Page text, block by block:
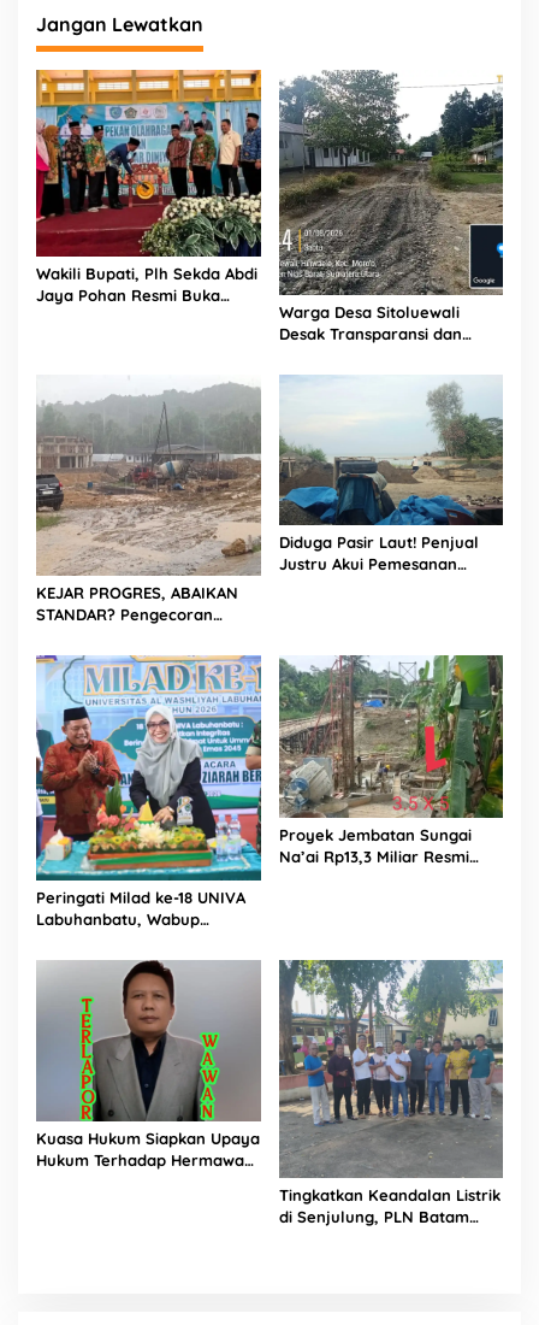
Jangan Lewatkan
Wakili Bupati, Plh Sekda Abdi
Jaya Pohan Resmi Buka
Warga Desa Sitoluewali
Desak Transparansi dan
Jalan, Diduga Minim
KEJAR PROGRES, ABAIKAN
STANDAR? Pengecoran
Rp87,34 Miliar Sukma Nias,
Konsultan, Pengawas dan
PPK Bungkam
Diduga Pasir Laut! Penjual
Justru Akui Pemesanan
Peringati Milad ke-18 UNIVA
Labuhanbatu, Wabup
Unggul Menuju Indonesia
Proyek Jembatan Sungai
Na’ai Rp13,3 Miliar Resmi
Kuasa Hukum Siapkan Upaya
Hukum Terhadap Hermawan
Tingkatkan Keandalan Listrik
di Senjulung, PLN Batam